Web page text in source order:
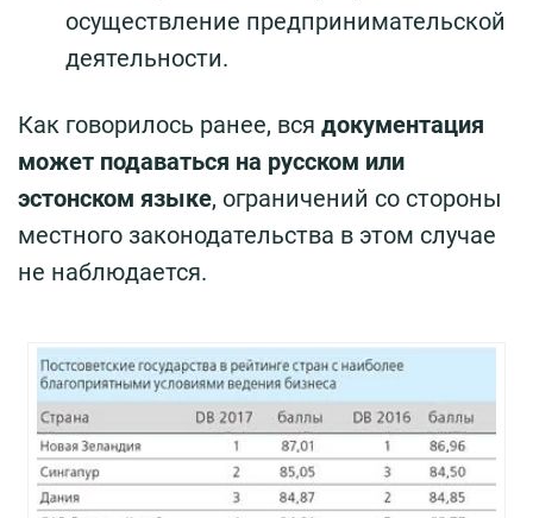
осуществление предпринимательской
деятельности.
Как говорилось ранее, вся документация
может подаваться на русском или
эстонском языке, ограничений со стороны
местного законодательства в этом случае
не наблюдается.